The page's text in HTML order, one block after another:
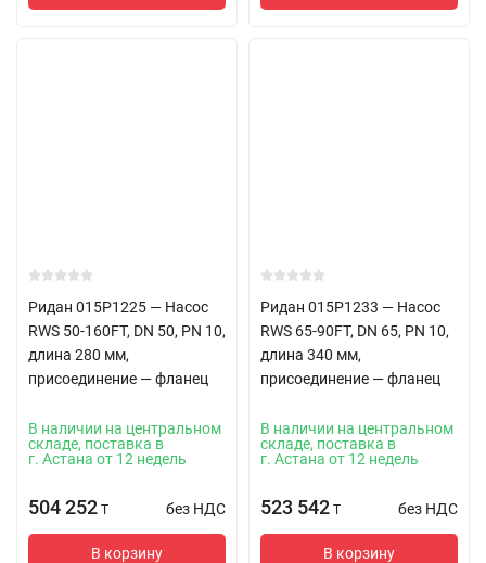
Ридан 015P1225 — Насос
RWS 50-160FT, DN 50, PN 10,
длина 280 мм,
присоединение — фланец
В наличии на центральном
складе, поставка в
г. Астана от 12 недель
504 252 T без НДС
В корзину
Ридан 015P1233 — Насос
RWS 65-90FT, DN 65, PN 10,
длина 340 мм,
присоединение — фланец
В наличии на центральном
складе, поставка в
г. Астана от 12 недель
523 542 T без НДС
В корзину